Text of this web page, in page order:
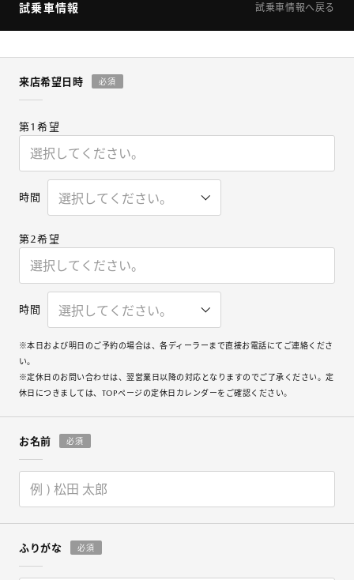
試乗車情報 試乗車情報へ戻る
来店希望日時 必須
第1希望
時間
第2希望
時間
※本日および明日のご予約の場合は、各ディーラーまで直接お電話にてご連絡くださ
い。
※定休日のお問い合わせは、翌営業日以降の対応となりますのでご了承ください。定
休日につきましては、TOPページの定休日カレンダーをご確認ください。
お名前 必須
ふりがな 必須